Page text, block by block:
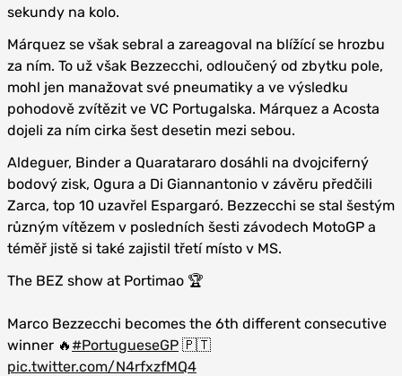
sekundy na kolo.
Márquez se však sebral a zareagoval na blížící se hrozbu
za ním. To už však Bezzecchi, odloučený od zbytku pole,
mohl jen manažovat své pneumatiky a ve výsledku
pohodově zvítězit ve VC Portugalska. Márquez a Acosta
dojeli za ním cirka šest desetin mezi sebou.
Aldeguer, Binder a Quaratararo dosáhli na dvojciferný
bodový zisk, Ogura a Di Giannantonio v závěru předčili
Zarca, top 10 uzavřel Espargaró. Bezzecchi se stal šestým
různým vítězem v posledních šesti závodech MotoGP a
téměř jistě si také zajistil třetí místo v MS.
The BEZ show at Portimao 🏆
Marco Bezzecchi becomes the 6th different consecutive
winner 🔥#PortugueseGP 🇵🇹
pic.twitter.com/N4rfxzfMQ4